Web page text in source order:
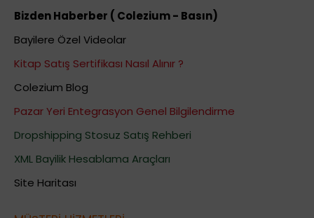
Bizden Haberber ( Colezium - Basın)
Bayilere Özel Videolar
Kitap Satış Sertifikası Nasıl Alınır ?
Colezium Blog
Pazar Yeri Entegrasyon Genel Bilgilendirme
Dropshipping Stosuz Satış Rehberi
XML Bayilik Hesablama Araçları
Site Haritası